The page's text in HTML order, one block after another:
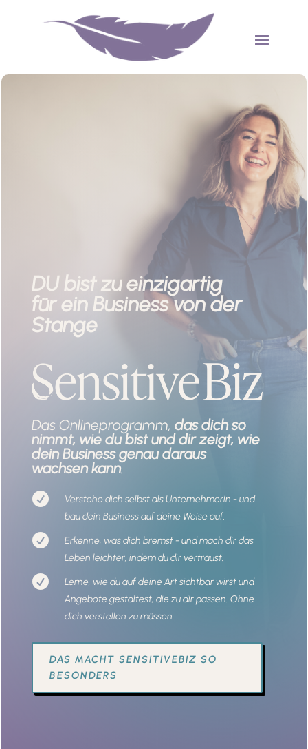
DU bist zu einzigartig
für ein Business von der
Stange
Das Onlineprogramm,das dich so
nimmt, wie du bist und dir zeigt, wie
dein Business genau daraus
wachsen kann.

Verstehe dich selbst als Unternehmerin - und
bau dein Business auf deine Weise auf.

Erkenne, was dich bremst - und mach dir das
Leben leichter, indem du dir vertraust.

Lerne, wie du auf deine Art sichtbar wirst und
Angebote gestaltest, die zu dir passen. Ohne
dich verstellen zu müssen.
DAS MACHT SENSITIVEBIZ SO
BESONDERS